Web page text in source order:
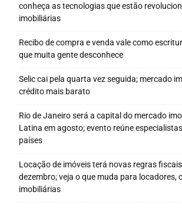
conheça as tecnologias que estão
imobiliárias
Recibo de compra e venda vale como
que muita gente desconhece
Selic cai pela quarta vez seguida; mercado
crédito mais barato
Rio de Janeiro será a capital do mercado
Latina em agosto; evento reúne
países
Locação de imóveis terá novas regras
dezembro; veja o que muda para locadores,
imobiliárias